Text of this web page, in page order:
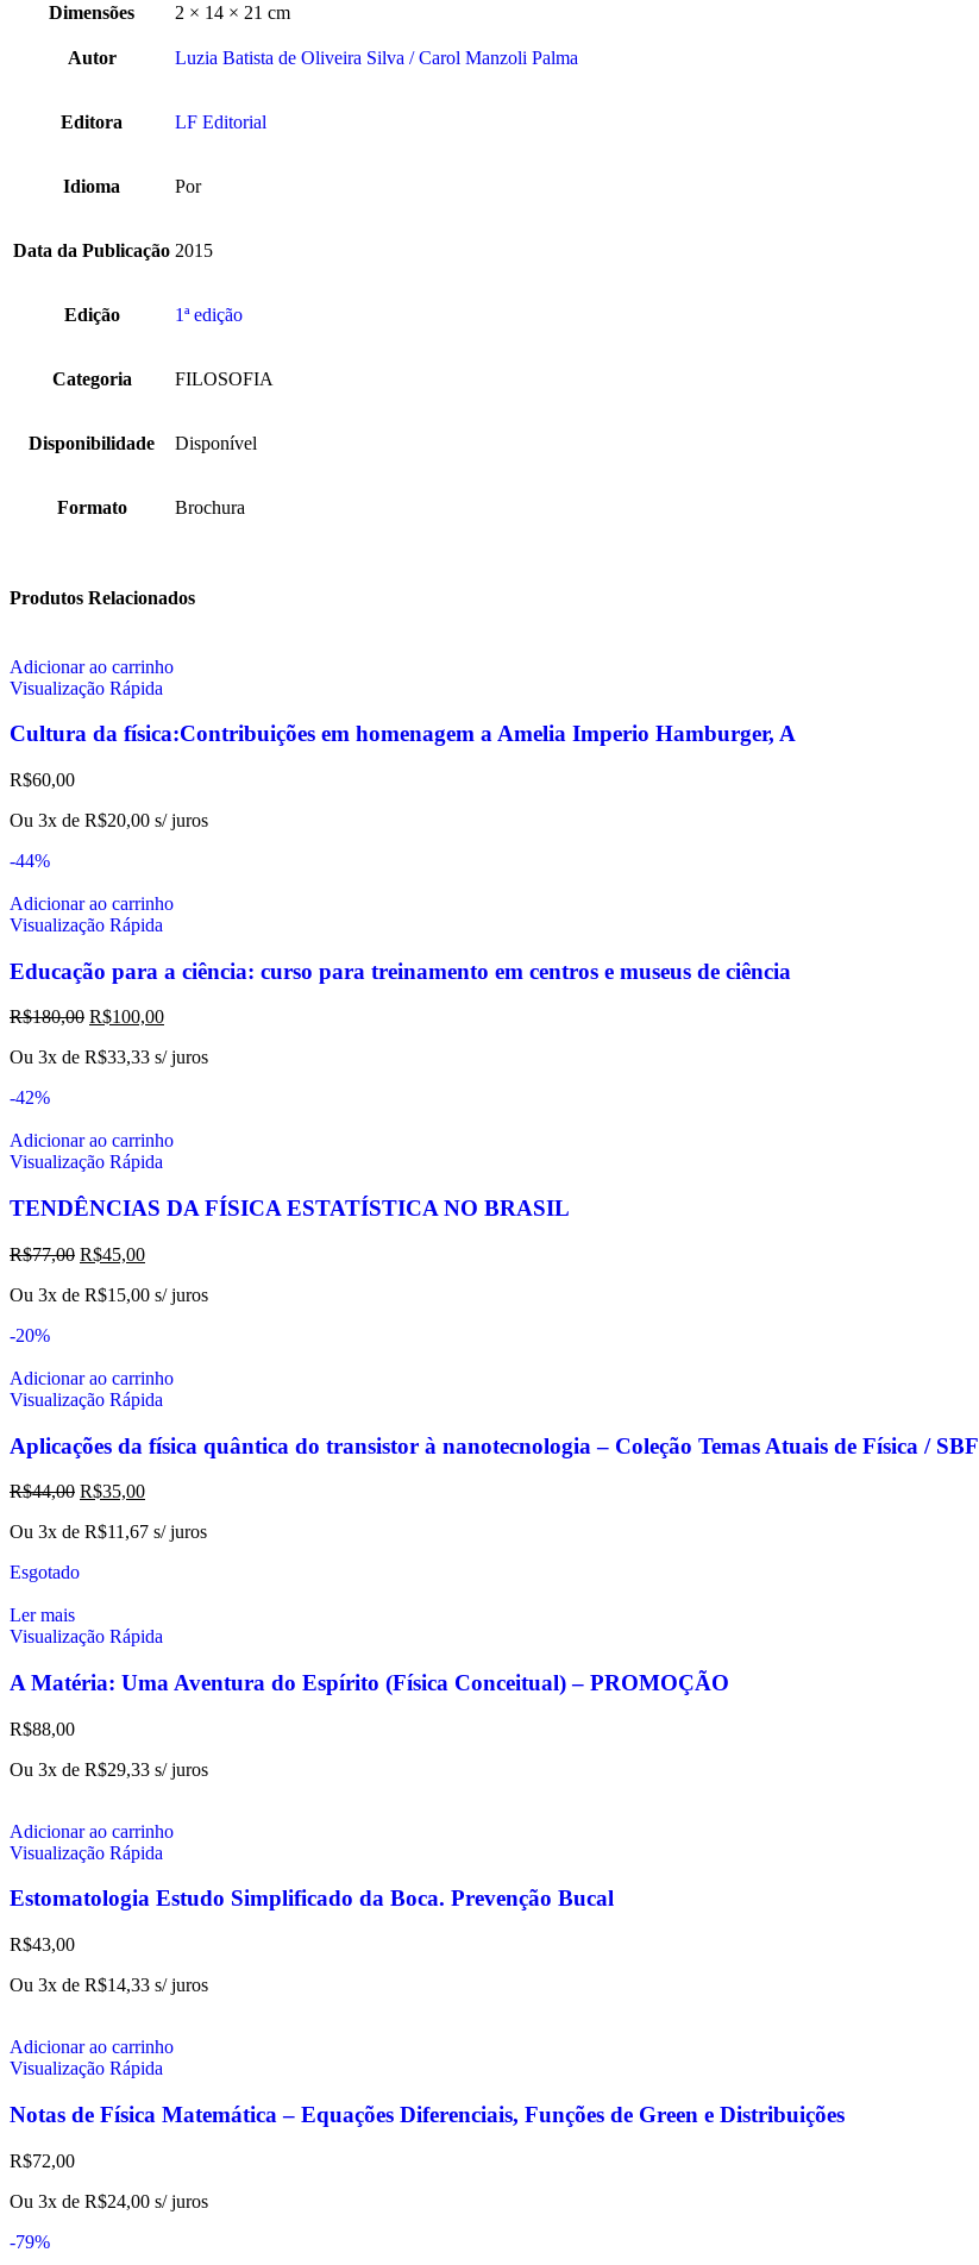
Dimensões
2 × 14 × 21 cm
Autor Luzia Batista de Oliveira Silva / Carol Manzoli Palma
Editora LF Editorial
Idioma Por
Data da Publicação 2015
Edição 1ª edição
Categoria FILOSOFIA
Disponibilidade Disponível
Formato Brochura
Produtos Relacionados
Adicionar ao carrinho
Visualização Rápida
Cultura da física:Contribuições em homenagem a Amelia Imperio Hamburger, A
R$60,00
Ou 3x de R$20,00 s/ juros
-44%
Adicionar ao carrinho
Visualização Rápida
Educação para a ciência: curso para treinamento em centros e museus de ciência
R$180,00 R$100,00
Ou 3x de R$33,33 s/ juros
-42%
Adicionar ao carrinho
Visualização Rápida
TENDÊNCIAS DA FÍSICA ESTATÍSTICA NO BRASIL
R$77,00 R$45,00
Ou 3x de R$15,00 s/ juros
-20%
Adicionar ao carrinho
Visualização Rápida
Aplicações da física quântica do transistor à nanotecnologia – Coleção Temas Atuais de Física / SBF
R$44,00 R$35,00
Ou 3x de R$11,67 s/ juros
Esgotado
Ler mais
Visualização Rápida
A Matéria: Uma Aventura do Espírito (Física Conceitual) – PROMOÇÃO
R$88,00
Ou 3x de R$29,33 s/ juros
Adicionar ao carrinho
Visualização Rápida
Estomatologia Estudo Simplificado da Boca. Prevenção Bucal
R$43,00
Ou 3x de R$14,33 s/ juros
Adicionar ao carrinho
Visualização Rápida
Notas de Física Matemática – Equações Diferenciais, Funções de Green e Distribuições
R$72,00
Ou 3x de R$24,00 s/ juros
-79%